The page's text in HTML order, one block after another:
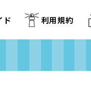
ド 利用規約